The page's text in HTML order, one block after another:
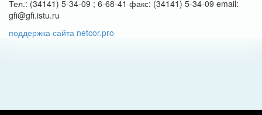
Тел.: (34141) 5-34-09 ; 6-68-41 факс: (34141) 5-34-09 email:
gfi@gfi.istu.ru
поддержка сайта netcor.pro